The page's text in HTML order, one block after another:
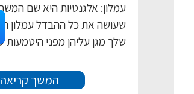
עמלון: אלגנטיות היא שם
שעושה את כל ההבדל עמלון
שלך מגן עליהן מפני היטמעות
המשך קריאה